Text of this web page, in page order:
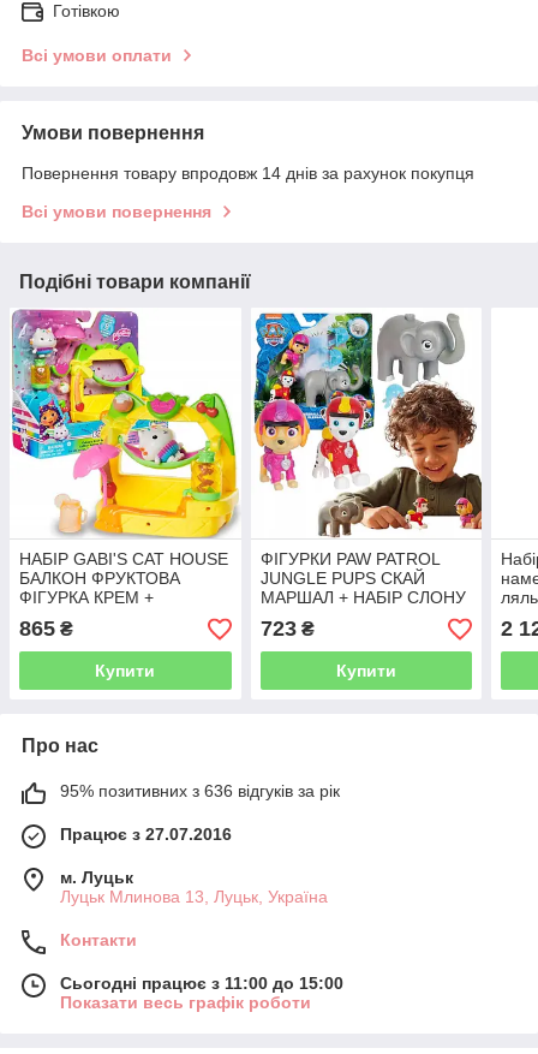
Готівкою
Всі умови оплати
Умови повернення
Повернення товару впродовж 14 днів за рахунок покупця
Всі умови повернення
Подібні товари компанії
НАБІР GABI'S CAT HOUSE
БАЛКОН ФРУКТОВА
ФІГУРКА КРЕМ +
865 ₴
Купити
ФІГУРКИ PAW PATROL
JUNGLE PUPS СКАЙ
МАРШАЛ + НАБІР СЛОНУ
723₴
Купити
2
Про нас
95% позитивних з 636 відгуків за рік
Працює з 27.07.2016
м. Луцьк
Луцьк Млинова 13, Луцьк, Україна
Контакти
Сьогодні працює з 11:00 до 15:00
Показати весь графік роботи